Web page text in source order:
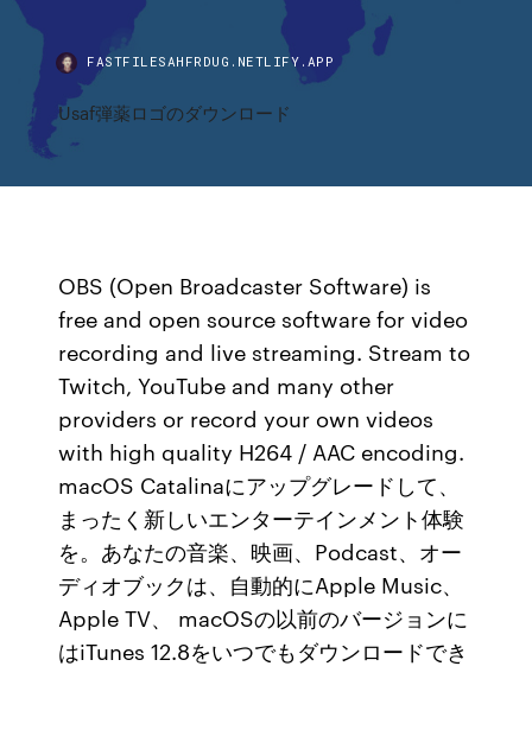
FASTFILESAHFRDUG.NETLIFY.APP
Usaf弾薬ロゴのダウンロード
OBS (Open Broadcaster Software) is
free and open source software for video
recording and live streaming. Stream to
Twitch, YouTube and many other
providers or record your own videos
with high quality H264 / AAC encoding.
macOS Catalinaにアップグレードして、
まったく新しいエンターテインメント体験
を。あなたの音楽、映画、Podcast、オー
ディオブックは、自動的にApple Music、
Apple TV、 macOSの以前のバージョンに
はiTunes 12.8をいつでもダウンロードでき